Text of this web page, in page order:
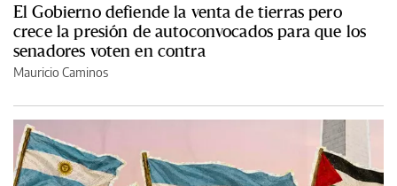
El Gobierno defiende la venta de tierras pero
crece la presión de autoconvocados para que los
senadores voten en contra
Mauricio Caminos